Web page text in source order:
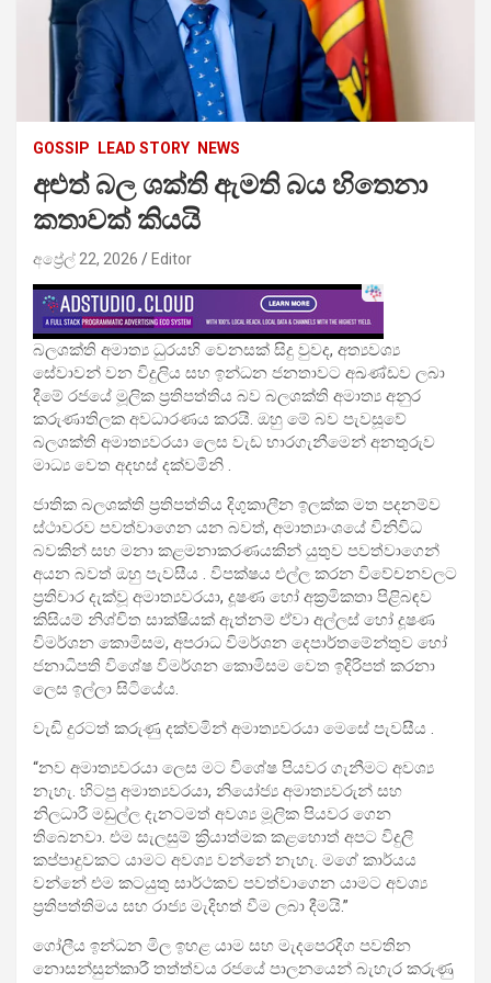
GOSSIP LEAD STORY NEWS
අළුත් බල ශක්ති ඇමති බය හිතෙනා
කතාවක් කියයි
අප්‍රේල් 22, 2026 Editor
බලශක්ති අමාත්‍ය ධුරයහි වෙනසක් සිදු වුවද, අත්‍යවශ්‍ය
සේවාවන් වන විදුලිය සහ ඉන්ධන ජනතාවට අඛණ්ඩව ලබා
දීමේ රජයේ මූලික ප්‍රතිපත්තිය බව බලශක්ති අමාත්‍ය අනුර
කරුණාතිලක අවධාරණය කරයි. ඔහු මේ බව පැවසූවේ
බලශක්ති අමාත්‍යවරයා ලෙස වැඩ භාරගැනීමෙන් අනතුරුව
මාධ්‍ය වෙත අදහස් දක්වමිනි .
ජාතික බලශක්ති ප්‍රතිපත්තිය දිගුකාලීන ඉලක්ක මත පදනම්ව
ස්ථාවරව පවත්වාගෙන යන බවත්, අමාත්‍යාංශයේ විනිවිධ
බවකින් සහ මනා කළමනාකරණයකින් යුතුව පවත්වාගෙන්
අයන බවත් ඔහු පැවසීය . විපක්ෂය එල්ල කරන විවේචනවලට
ප්‍රතිචාර දැක්වූ අමාත්‍යවරයා, දූෂණ හෝ අක්‍රමිකතා පිළිබඳව
කිසියම් නිශ්චිත සාක්ෂියක් ඇත්නම් ඒවා අල්ලස් හෝ දූෂණ
විමර්ශන කොමිසම, අපරාධ විමර්ශන දෙපාර්තමේන්තුව හෝ
ජනාධිපති විශේෂ විමර්ශන කොමිසම වෙත ඉදිරිපත් කරනා
ලෙස ඉල්ලා සිටියේය.
වැඩි දුරටත් කරුණු දක්වමින් අමාත්‍යවරයා මෙසේ පැවසීය .
“නව අමාත්‍යවරයා ලෙස මට විශේෂ පියවර ගැනීමට අවශ්‍ය
නැහැ. හිටපු අමාත්‍යවරයා, නියෝජ්‍ය අමාත්‍යවරුන් සහ
නිලධාරී මඩුල්ල දැනටමත් අවශ්‍ය මූලික පියවර ගෙන
තිබෙනවා. එම සැලසුම් ක්‍රියාත්මක කළහොත් අපට විදුලි
කප්පාදුවකට යාමට අවශ්‍ය වන්නේ නැහැ. මගේ කාර්යය
වන්නේ එම කටයුතු සාර්ථකව පවත්වාගෙන යාමට අවශ්‍ය
ප්‍රතිපත්තිමය සහ රාජ්‍ය මැදිහත් වීම ලබා දීමයි.”
ගෝලීය ඉන්ධන මිල ඉහළ යාම සහ මැදපෙරදිග පවතින
නොසන්සුන්කාරී තත්ත්වය රජයේ පාලනයෙන් බැහැර කරුණු